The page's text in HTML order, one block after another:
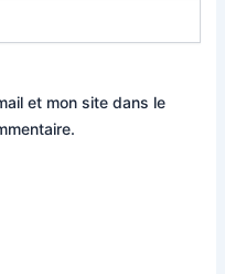
et mon site dans le